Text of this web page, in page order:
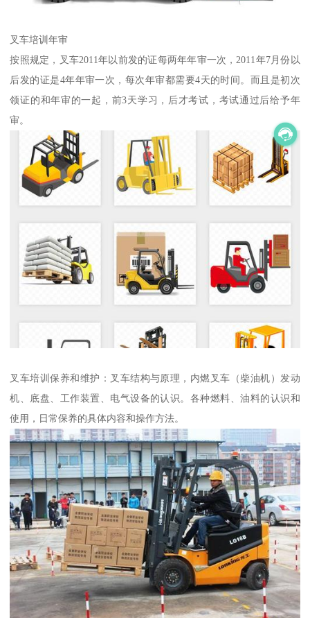
叉车培训年审
按照规定，叉车2011年以前发的证每两年年审一次，2011年7月份以
后发的证是4年年审一次，每次年审都需要4天的时间。而且是初次
领证的和年审的一起，前3天学习，后才考试，考试通过后给予年
审。
叉车培训保养和维护：叉车结构与原理，内燃叉车（柴油机）发动
机、底盘、工作装置、电气设备的认识。各种燃料、油料的认识和
使用，日常保养的具体内容和操作方法。